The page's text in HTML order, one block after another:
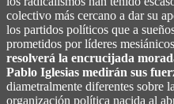
colectivo más cercano a dar su
los partidos políticos que a
prometidos por líderes
resolverá la encrucijada
Pablo Iglesias medirán sus
diametralmente diferentes sobre
organización política nacida al